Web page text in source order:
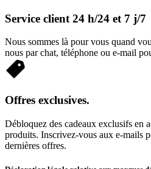
Service client 24 h/24 et 7 j/7
Nous sommes là pour vous quand
nous par chat, téléphone ou e-mail
Offres exclusives.
Débloquez des cadeaux exclusifs en
produits. Inscrivez-vous aux e-mails
dernières offres.